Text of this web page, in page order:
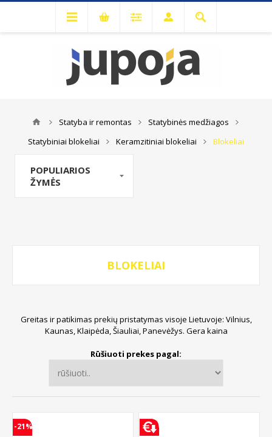
Statyba ir remontas
Statybinės medžiagos
Statybiniai blokeliai
Keramzitiniai blokeliai Blokeliai
POPULIARIOS
ŽYMĖS
BLOKELIAI
Greitas ir patikimas prekių pristatymas visoje Lietuvoje: Vilnius,
Kaunas, Klaipėda, Šiauliai, Panevėžys. Gera kaina
Rūšiuoti prekes pagal:
-21%